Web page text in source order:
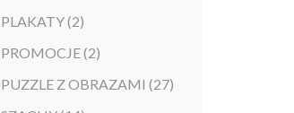
PLAKATY(2)
PROMOCJE(2)
PUZZLE Z OBRAZAMI (27)